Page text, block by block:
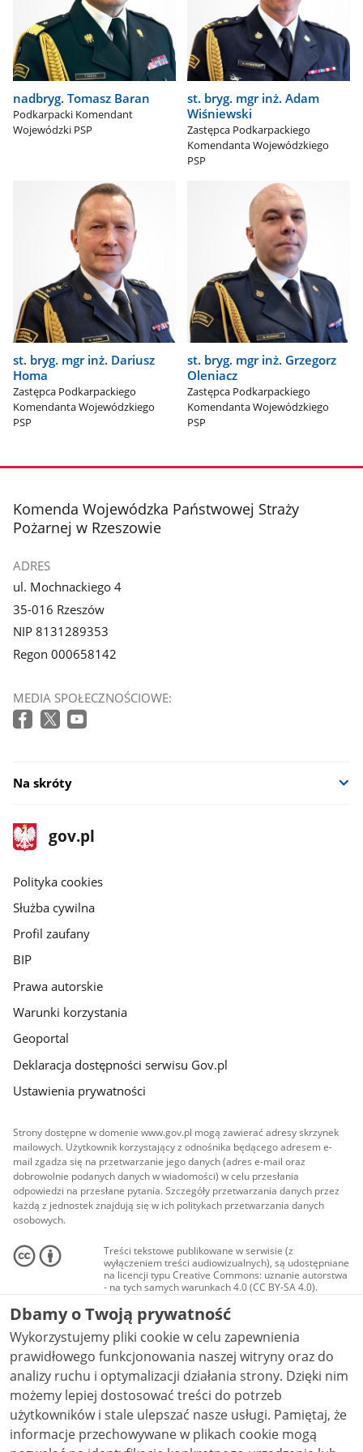
nadbryg. Tomasz Baran
Podkarpacki Komendant
Wojewódzki PSP
st. bryg. mgr inż. Adam
Wiśniewski
Zastępca Podkarpackiego
Komendanta Wojewódzkiego
PSP
st. bryg. mgr inż. Dariusz
Homa
Zastępca Podkarpackiego
Komendanta Wojewódzkiego
PSP
st. bryg. mgr inż. Grzegorz
Oleniacz
Zastępca Podkarpackiego
Komendanta Wojewódzkiego
PSP
stopka
Komenda Wojewódzka Państwowej Straży
Pożarnej w Rzeszowie
ADRES
ul. Mochnackiego 4
35-016 Rzeszów
NIP 8131289353
Regon 000658142
MEDIA SPOŁECZNOŚCIOWE:
Na skróty
stopka
gov.pl
Strona
gov.pl
gov.pl
Polityka cookies
Służba cywilna
Profil zaufany
BIP
Prawa autorskie
Warunki korzystania
Geoportal
Deklaracja dostępności serwisu Gov.pl
Ustawienia prywatności
Strony dostępne w domenie www.gov.pl mogą zawierać adresy skrzynek
mailowych. Użytkownik korzystający z odnośnika będącego adresem e-
mail zgadza się na przetwarzanie jego danych (adres e-mail oraz
dobrowolnie podanych danych w wiadomości) w celu przesłania
odpowiedzi na przesłane pytania. Szczegóły przetwarzania danych przez
każdą z jednostek znajdują się w ich politykach przetwarzania danych
osobowych.
Treści tekstowe publikowane w serwisie (z
wyłączeniem treści audiowizualnych), są udostępniane
na licencji typu Creative Commons: uznanie autorstwa
- na tych samych warunkach 4.0 (CC BY-SA 4.0).
Materiały audiowizualne, w tym zdjęcia, materiały
audio i wideo, są udostępniane na licencji typu
Creative Commons: uznanie autorstwa użycie
niekomercyjne - bez utworów zależnych 4.0 (CC BY-
NC-ND 4.0), o ile nie jest to stwierdzone inaczej.
Dbamy o Twoją prywatność
Wykorzystujemy pliki cookie w celu zapewnienia
prawidłowego funkcjonowania naszej witryny oraz do
analizy ruchu i optymalizacji działania strony. Dzięki nim
możemy lepiej dostosować treści do potrzeb
użytkowników i stale ulepszać nasze usługi. Pamiętaj, że
informacje przechowywane w plikach cookie mogą